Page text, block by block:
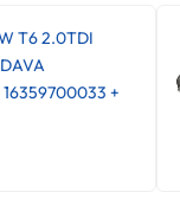
T6 2.0TDI
+